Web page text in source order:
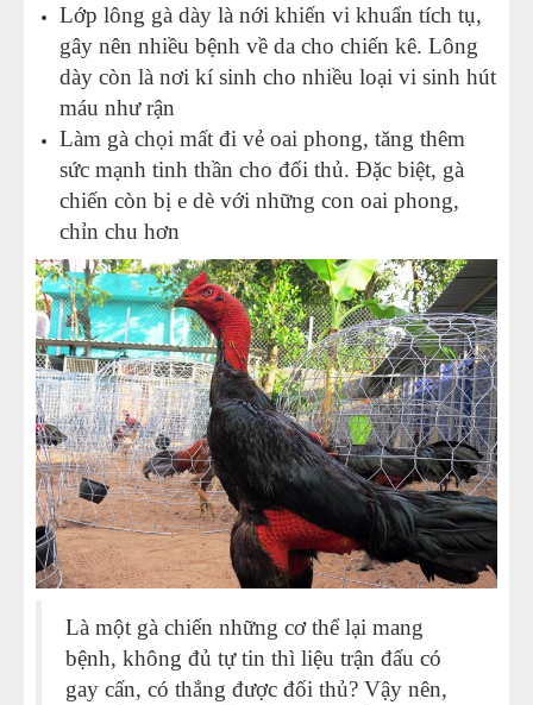
Lớp lông gà dày là nới khiến vi khuẩn tích tụ,
gây nên nhiều bệnh về da cho chiến kê. Lông
dày còn là nơi kí sinh cho nhiều loại vi sinh hút
máu như rận
Làm gà chọi mất đi vẻ oai phong, tăng thêm
sức mạnh tinh thần cho đối thủ. Đặc biệt, gà
chiến còn bị e dè với những con oai phong,
chỉn chu hơn
Là một gà chiến những cơ thể lại mang
bệnh, không đủ tự tin thì liệu trận đấu có
gay cấn, có thắng được đối thủ? Vậy nên,